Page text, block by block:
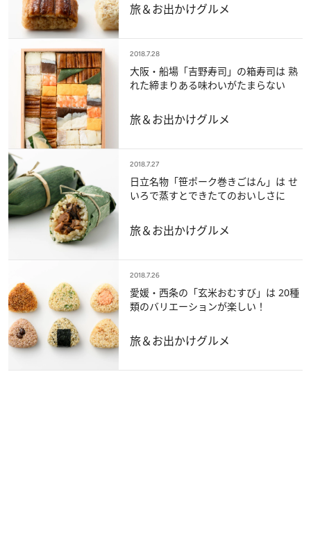
旅＆お出かけグルメ
2018.7.28
大阪・船場「吉野寿司」の箱寿司は 熟
れた締まりある味わいがたまらない
旅＆お出かけグルメ
2018.7.27
日立名物「笹ポーク巻きごはん」は せ
いろで蒸すとできたてのおいしさに
旅＆お出かけグルメ
2018.7.26
愛媛・西条の「玄米おむすび」は 20種
類のバリエーションが楽しい！
旅＆お出かけグルメ